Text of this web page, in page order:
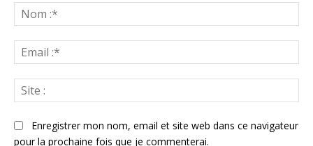
:*
:*
:
Enregistrer mon nom, email et site web dans ce navigateur
pour la prochaine fois que je commenterai.